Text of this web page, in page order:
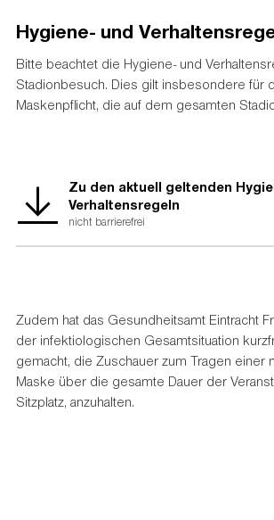
Hygiene- und
Bitte beachtet die Hygiene- und
Stadionbesuch. Dies gilt insbesondere für
Maskenpflicht, die auf dem gesamten
Zu den aktuell geltenden
Verhaltensregeln
nicht barrierefrei
Zudem hat das Gesundheitsamt Eintracht
der infektiologischen Gesamtsituation
gemacht, die Zuschauer zum Tragen einer
Maske über die gesamte Dauer der
Sitzplatz, anzuhalten.